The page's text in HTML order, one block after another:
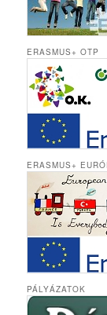
ERASMUS+ OTP
ERASMUS+
PÁLYÁZATOK